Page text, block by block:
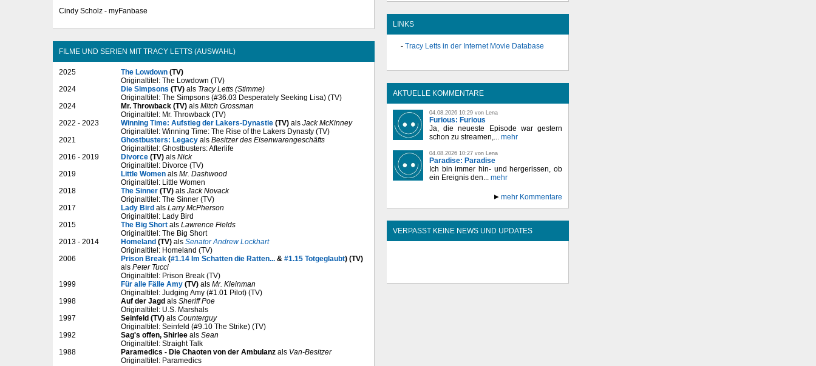
Cindy Scholz - myFanbase
FILME UND SERIEN MIT TRACY LETTS (AUSWAHL)
2025 The Lowdown (TV)
Originaltitel: The Lowdown (TV)
2024
Die Simpsons (TV) als Tracy Letts (Stimme)
Originaltitel: The Simpsons (#36.03 Desperately Seeking Lisa) (TV)
2024
Mr. Throwback (TV) als Mitch Grossman
Originaltitel: Mr. Throwback (TV)
2022 - 2023
Winning Time: Aufstieg der Lakers-Dynastie (TV) als Jack McKinney
Originaltitel: Winning Time: The Rise of the Lakers Dynasty (TV)
2021
Ghostbusters: Legacy als Besitzer des Eisenwarengeschäfts
Originaltitel: Ghostbusters: Afterlife
2016 - 2019
Divorce (TV) als Nick
Originaltitel: Divorce (TV)
2019
Little Women als Mr. Dashwood
Originaltitel: Little Women
2018
The Sinner (TV) als Jack Novack
Originaltitel: The Sinner (TV)
2017
Lady Bird als Larry McPherson
Originaltitel: Lady Bird
2015
The Big Short als Lawrence Fields
Originaltitel: The Big Short
2013 - 2014
Homeland (TV) als Senator Andrew Lockhart
Originaltitel: Homeland (TV)
2006
Prison Break (#1.14 Im Schatten die Ratten... & #1.15 Totgeglaubt) (TV)
als Peter Tucci
Originaltitel: Prison Break (TV)
1999
Für alle Fälle Amy (TV) als Mr. Kleinman
Originaltitel: Judging Amy (#1.01 Pilot) (TV)
1998
Auf der Jagd als Sheriff Poe
Originaltitel: U.S. Marshals
1997
Seinfeld (TV) als Counterguy
Originaltitel: Seinfeld (#9.10 The Strike) (TV)
1992
Sag's offen, Shirlee als Sean
Originaltitel: Straight Talk
1988
Paramedics - Die Chaoten von der Ambulanz als Van-Besitzer
Originaltitel: Paramedics
LINKS
Tracy Letts in der Internet Movie Database
AKTUELLE KOMMENTARE
04.08.2026 10:29 von Lena
Furious: Furious
Ja, die neueste Episode war gestern
schon zu streamen,... mehr
04.08.2026 10:27 von Lena
Paradise: Paradise
Ich bin immer hin- und hergerissen, ob
ein Ereignis den... mehr
mehr Kommentare
VERPASST KEINE NEWS UND UPDATES